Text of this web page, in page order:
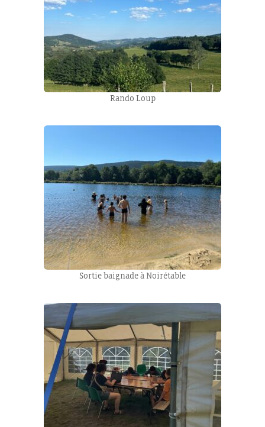
Rando Loup
Sortie baignade à Noirétable